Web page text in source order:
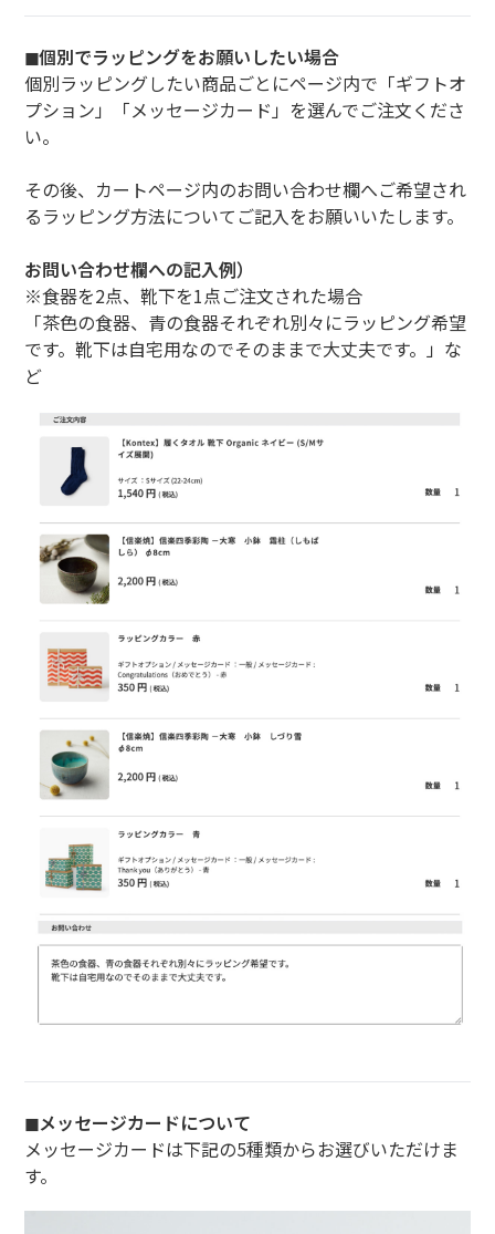
◼︎個別でラッピングをお願いしたい場合
個別ラッピングしたい商品ごとにページ内で「ギフトオ
プション」「メッセージカード」を選んでご注文くださ
い。
その後、カートページ内のお問い合わせ欄へご希望され
るラッピング方法についてご記入をお願いいたします。
お問い合わせ欄への記入例）
※食器を2点、靴下を1点ご注文された場合
「茶色の食器、青の食器それぞれ別々にラッピング希望
です。靴下は自宅用なのでそのままで大丈夫です。」な
ど
◼︎メッセージカードについて
メッセージカードは下記の5種類からお選びいただけま
す。